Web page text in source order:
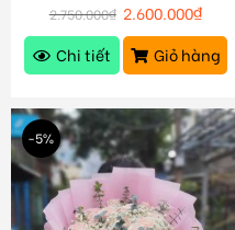
2.750.000₫ 2.600.000₫
Chi tiết
Giỏ hàng
-5%